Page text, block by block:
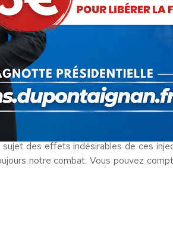
la mortalité en fonction du statut
et de la Grande-Bretagne sont
l’EASA selon lesquelles les pilotes
d’expérimentation.
nous ont alertés en notant des
est aussi fondamentale.
de ces corporations touchées et
des effets indésirables de ces
notre combat. Vous pouvez